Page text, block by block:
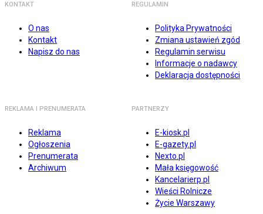
KONTAKT
O nas
Kontakt
Napisz do nas
REGULAMIN
Polityka Prywatności
Zmiana ustawień zgód
Regulamin serwisu
Informacje o nadawcy
Deklaracja dostępności
REKLAMA I PRENUMERATA
Reklama
Ogłoszenia
Prenumerata
Archiwum
PARTNERZY
E-kiosk.pl
E-gazety.pl
Nexto.pl
Mała księgowość
Kancelarierp.pl
Wieści Rolnicze
Życie Warszawy